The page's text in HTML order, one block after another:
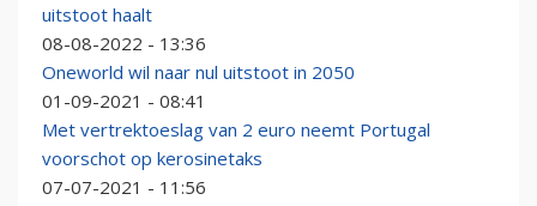
uitstoot haalt
08-08-2022 - 13:36
Oneworld wil naar nul uitstoot in 2050
01-09-2021 - 08:41
Met vertrektoeslag van 2 euro neemt Portugal
voorschot op kerosinetaks
07-07-2021 - 11:56